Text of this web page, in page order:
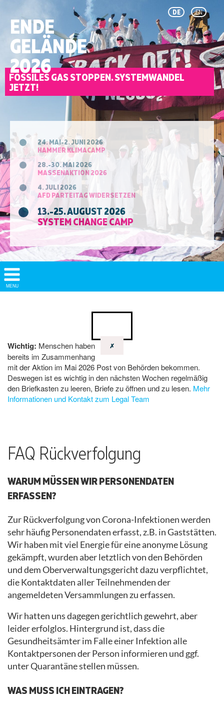
DE EN
ENDE
GELÄNDE
2026
FOSSILES GAS STOPPEN. SYSTEMWANDEL
JETZT!
24. MAI-2. JUNI 2026
HAMMER KLIMACAMP
28.-30. MAI 2026
MASSENAKTION 2026
4. JULI 2026
AFD PARTEITAG WIDERSETZEN
13.-25. AUGUST 2026
SYSTEM CHANGE CAMP
Show/
Hide
MENU
FAQ Rückverfolgung
WARUM MÜSSEN WIR PERSONENDATEN
ERFASSEN?
Zur Rückverfolgung von Corona-Infektionen werden
sehr häufig Personendaten erfasst, z.B. in Gaststätten.
Wir haben mit viel Energie für eine anonyme Lösung
gekämpft, wurden aber letztlich von den Behörden
und dem Oberverwaltungsgericht dazu verpflichtet,
die Kontaktdaten aller Teilnehmenden der
angemeldeten Versammlungen zu erfassen.
Wir hatten uns dagegen gerichtlich gewehrt, aber
leider erfolglos. Hintergrund ist, dass die
Gesundheitsämter im Falle einer Infektion alle
Kontaktpersonen der Person informieren und ggf.
unter Quarantäne stellen müssen.
WAS MUSS ICH EINTRAGEN?
✗
Wichtig: Menschen haben
bereits im Zusammenhang
mit der Aktion im Mai 2026 Post von Behörden bekommen.
Deswegen ist es wichtig in den nächsten Wochen regelmäßig
den Briefkasten zu leeren, Briefe zu öffnen und zu lesen. Mehr
Informationen und Kontakt zum Legal Team